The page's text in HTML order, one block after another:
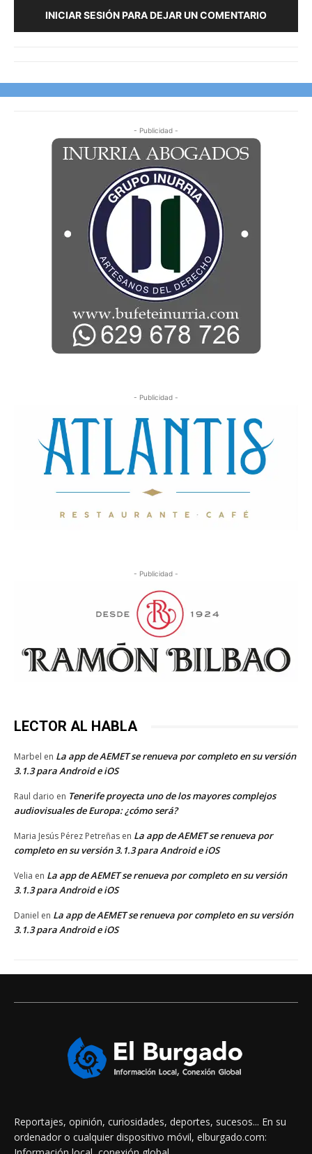
INICIAR SESIÓN PARA DEJAR UN COMENTARIO
- Publicidad -
- Publicidad -
- Publicidad -
LECTOR AL HABLA
Marbel en La app de AEMET se renueva por completo en su versión
3.1.3 para Android e iOS
Raul dario en Tenerife proyecta uno de los mayores complejos
audiovisuales de Europa: ¿cómo será?
Maria Jesús Pérez Petreñas en La app de AEMET se renueva por
completo en su versión 3.1.3 para Android e iOS
Velia en La app de AEMET se renueva por completo en su versión
3.1.3 para Android e iOS
Daniel en La app de AEMET se renueva por completo en su versión
3.1.3 para Android e iOS
Reportajes, opinión, curiosidades, deportes, sucesos... En su
ordenador o cualquier dispositivo móvil, elburgado.com: